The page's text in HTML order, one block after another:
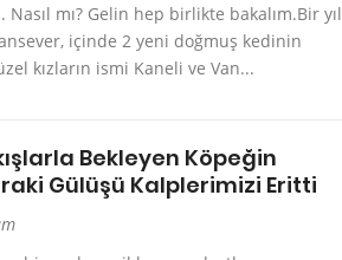
mı? Gelin hep birlikte bakalım.Bir yıl
içinde 2 yeni doğmuş kedinin
kızların ismi Kaneli ve Van...
Bekleyen Köpeğin
Gülüşü Kalplerimizi Eritti